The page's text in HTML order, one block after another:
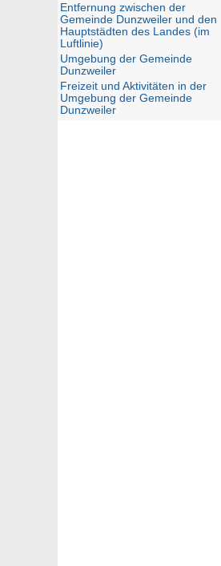
Entfernung zwischen der
Gemeinde Dunzweiler und den
Hauptstädten des Landes (im
Luftlinie)
Umgebung der Gemeinde
Dunzweiler
Freizeit und Aktivitäten in der
Umgebung der Gemeinde
Dunzweiler